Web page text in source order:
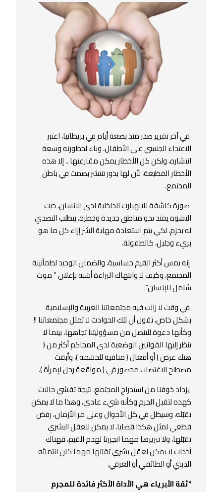
في آخر تقرير صدر منذ بضعة أيام في بريطانيا، اعتبر
الاعتداء الجنسي على الأطفال، وباء لخطورته وسعة
انتشاره، ولكن كل الأخطار يمكن مقارعتها .. إلا هذه
الأخطار الفظيعة، لأن لها بذور تنتشر بصمت في باطن
المجتمع.
صورة كاشفة للانهيارت الداخلية لدى الانسان، حيث
التشوه يمتد نحو مناطق جديدة وخطرة، يتطلب التصدي
له بحزم، لكي يتم استعادة مهابة الشر إزاء كل ما هو
بريء وجليل، كالطفولة.
إنه يمس أكثر القيم حساسية، والضمان الوحيد لطمأنينة
المجتمع، وكيف لا وانتهاك البراءة أشبه بإعلان ” موت
شامل للإنسان”.
في وقت لا زالت فيه مجتمعاتنا العربية والإسلامية
بشكل خاص، تقول أن تلك الحوادث لا تمثل مجتمعاتنا !!
وكأنها دعوة للتنصل من مسؤوليتنا تجاهها، بينما لا
تنظر إليها القوانين الوضعية لدى المحاكم أكثر من (
هتك عرض ) أو أفعال ( منافية للحشمة )، وأبقت
مصطلح الاغتصاب محصور في ( مواقعة رجل لإمرأة ).
يزداد خوفنا من استدراج المجتمع، نتيجة تفشي حالات
كهذه لتقبل الجرم وكأنه شيء عادي، وهذا ما لا يمكن
تقبّله، وسيظل في كل الأحوال وعلى مر الأزمان، رفض
قطعي لمثل هكذا قضايا، لا يمكن للعقل البشري
تقبّلها، ولا تبريرها مهما انجررنا لهدم القيم، فهناك
أحداث لا يمكن لعقل بشري تقبّلها مهما كان انتمائه
الديني أو الطائفي أو العرقي.
*ثقة الأبرياء هي الأداة الأكثر فائدة للمجرم